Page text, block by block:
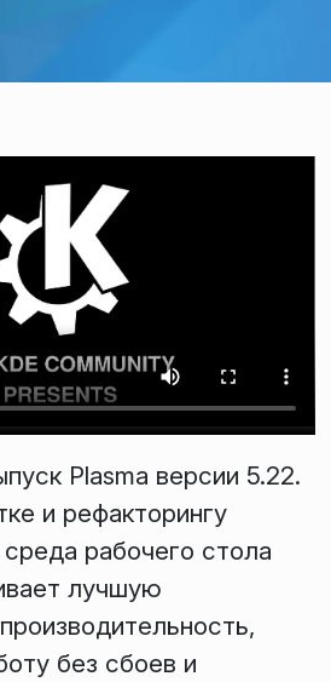
Plasma версии 5.22.
и рефакторингу
рабочего стола
лучшую
без сбоев и